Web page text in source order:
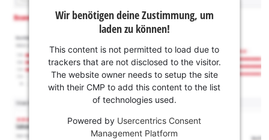
Wir benötigen deine Zustimmung, um
laden zu können!
This content is not permitted to load due to
trackers that are not disclosed to the visitor.
The website owner needs to setup the site
with their CMP to add this content to the list
of technologies used.
Powered by Usercentrics Consent
Management Platform